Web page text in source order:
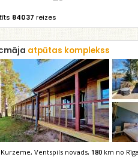
84037 reizes
atpūtas komplekss
Kurzeme, Ventspils novads, 180 km no